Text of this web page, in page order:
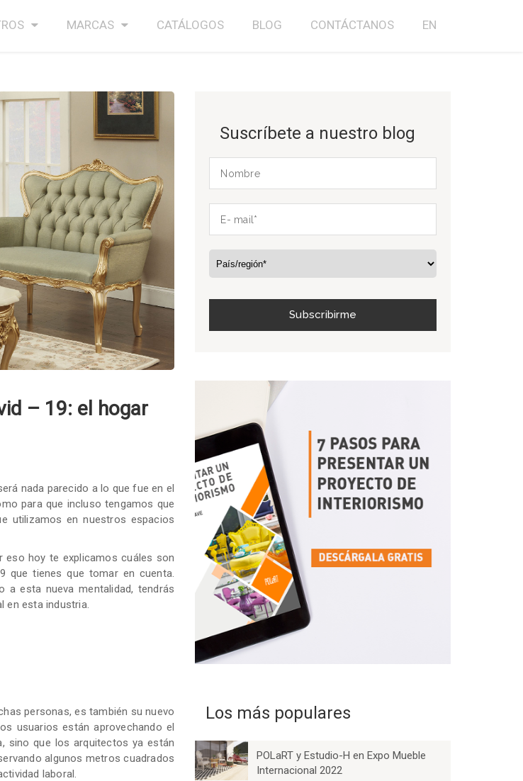
MARCAS CATÁLOGOS BLOG CONTÁCTANOS EN
– 19: el hogar
nada parecido a lo que fue en el
para que incluso tengamos que
utilizamos en nuestros espacios
eso hoy te explicamos cuáles son
que tienes que tomar en cuenta.
a esta nueva mentalidad, tendrás
en esta industria.
personas, es también su nuevo
usuarios están aprovechando el
sino que los arquitectos ya están
algunos metros cuadrados
laboral.
Suscríbete a nuestro blog
Los más populares
POLaRT y Estudio-H en Expo Mueble
Internacional 2022